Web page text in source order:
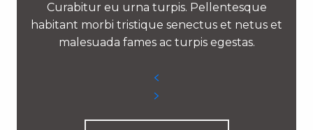
Curabitur eu urna turpis. Pellentesque
habitant morbi tristique senectus et netus et
malesuada fames ac turpis egestas.